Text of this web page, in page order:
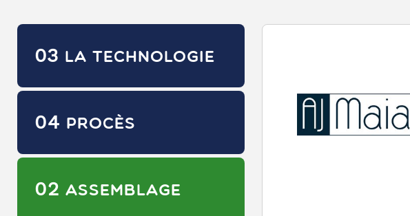
03 LA TECHNOLOGIE
04 PROCÈS
02 ASSEMBLAGE